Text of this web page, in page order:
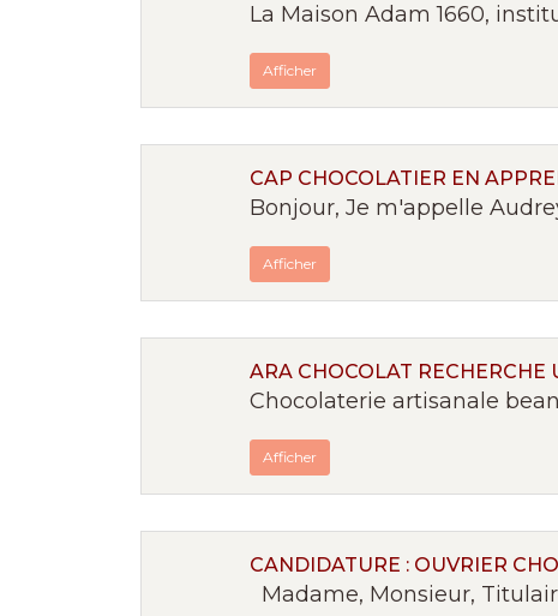
La Maison Adam 1660,
Afficher
CAP CHOCOLATIER EN
Bonjour, Je m'appelle
Afficher
ARA CHOCOLAT RECHERCHE
Chocolaterie artisanale
Afficher
CANDIDATURE : OUVRIER
Madame, Monsieur,